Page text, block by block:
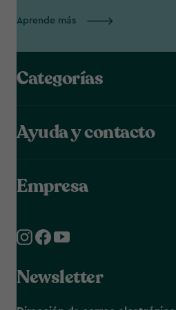
Aprende más
Categorías
Ayuda y contacto
Empresa
Newsletter